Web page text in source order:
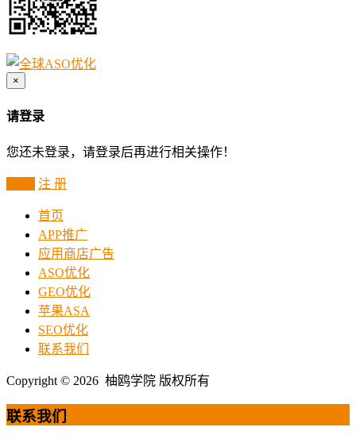
×
请登录
您还未登录，请登录后再进行相关操作！
注 册
首页
APP推广
应用商店广告
ASO优化
GEO优化
苹果ASA
SEO优化
联系我们
Copyright © 2026 柚鸥学院 版权所有
联系我们